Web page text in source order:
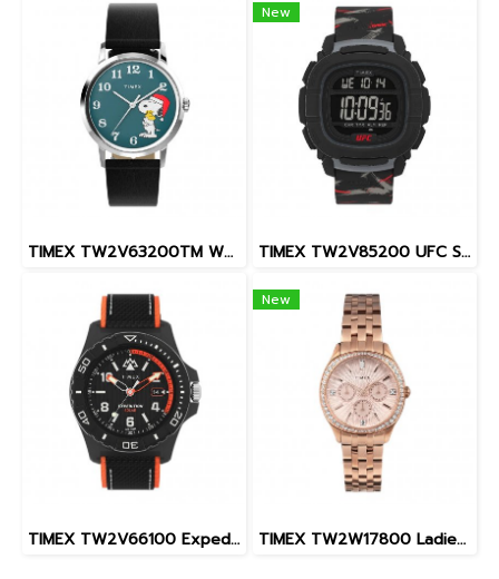
TIMEX TW2V63200TM W22 PEANUTS MARLIN SNOOPY
New
TIMEX TW2V85200 UFC Street Shock XL Fight Week นาฬิกาข้อมือผู้ชาย สายซิลิโคน สีดำ หน้าปัด 45 มม.
TIMEX TW2V66100 Expedition North® Freedive Ocea นาฬิกาข้อมือผู้ชาย สายผลิตจากวัสดุใต้ทะเลลึก สีดำ/ส้ม หน้าปัด 46 มม.
New
TIMEX TW2W17800 Ladies นาฬิกาข้อมือผู้หญิง สายสแตนเลส สีโรสโกลด์ หน้าปัด 36 มม.